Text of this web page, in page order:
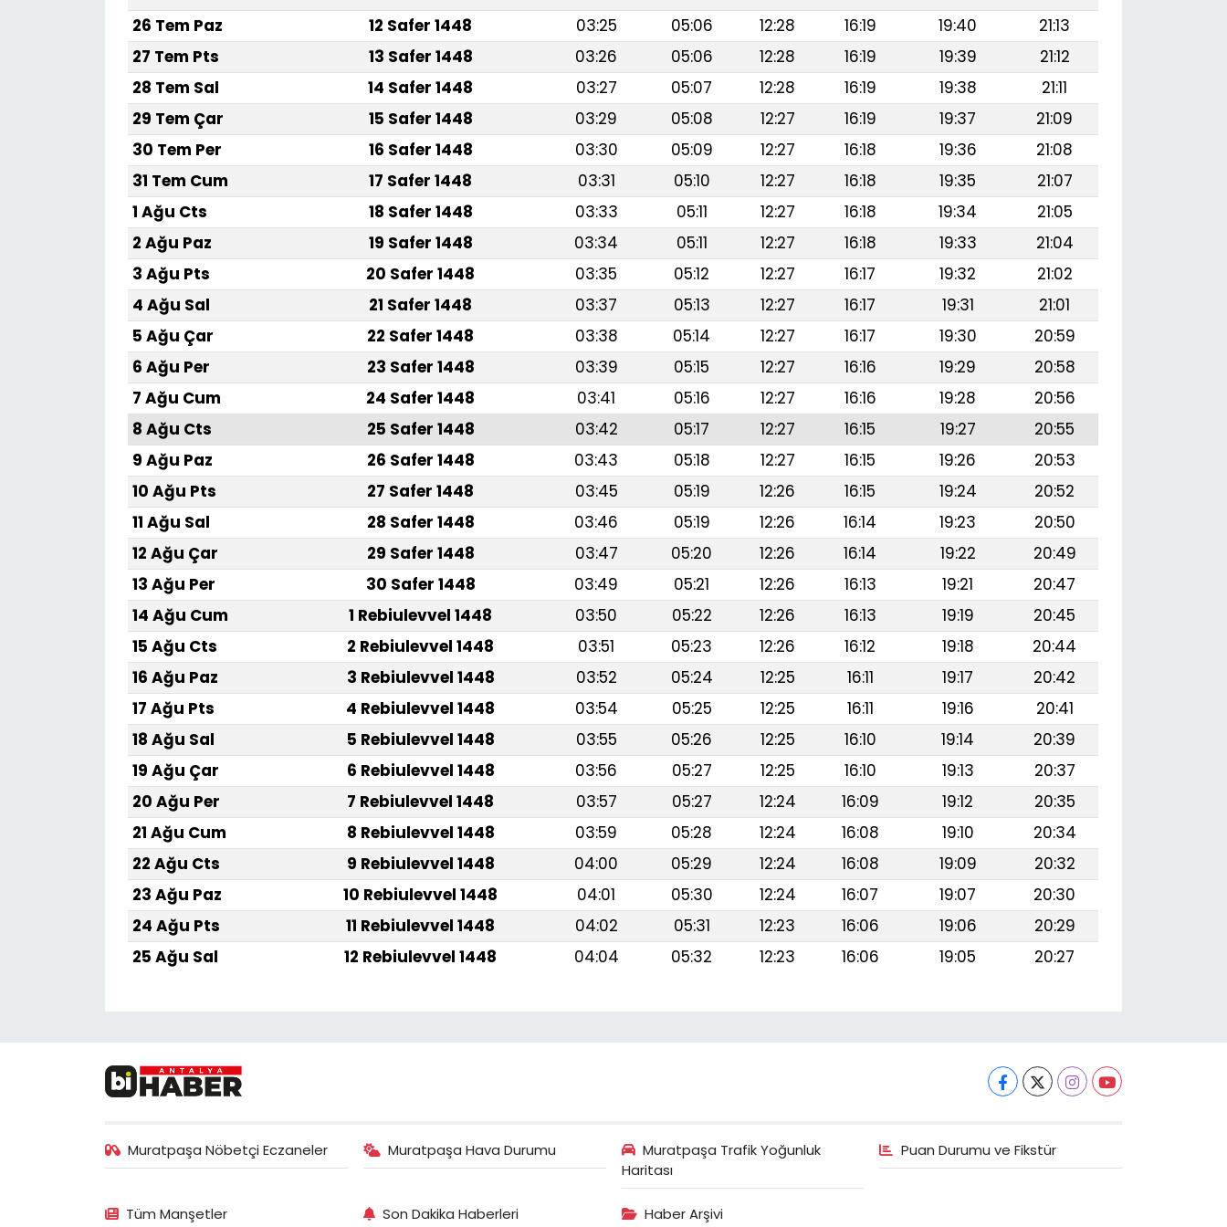
26 Tem Paz
12 Safer 1448 03:25 05:06 12:28 16:19 19:40
21:13
27 Tem Pts
13 Safer 1448 03:26 05:06 12:28 16:19 19:39
21:12
28 Tem Sal
14 Safer 1448 03:27 05:07 12:28 16:19 19:38
21:11
29 Tem Çar
15 Safer 1448 03:29 05:08 12:27 16:19 19:37
21:09
30 Tem Per
16 Safer 1448 03:30 05:09 12:27 16:18 19:36
21:08
31 Tem Cum
17 Safer 1448 03:31 05:10 12:27 16:18 19:35
21:07
1 Ağu Cts
18 Safer 1448 03:33 05:11 12:27 16:18 19:34
21:05
2 Ağu Paz
19 Safer 1448 03:34 05:11 12:27 16:18 19:33
21:04
3 Ağu Pts
20 Safer 1448 03:35 05:12 12:27 16:17 19:32
21:02
4 Ağu Sal
21 Safer 1448 03:37 05:13 12:27 16:17 19:31
21:01
5 Ağu Çar
22 Safer 1448 03:38 05:14 12:27 16:17 19:30
20:59
6 Ağu Per
23 Safer 1448 03:39 05:15 12:27 16:16 19:29
20:58
7 Ağu Cum
24 Safer 1448 03:41 05:16 12:27 16:16 19:28
20:56
8 Ağu Cts
25 Safer 1448 03:42 05:17 12:27 16:15 19:27
20:55
9 Ağu Paz
26 Safer 1448 03:43 05:18 12:27 16:15 19:26
20:53
10 Ağu Pts
27 Safer 1448 03:45 05:19 12:26 16:15 19:24
20:52
11 Ağu Sal
28 Safer 1448 03:46 05:19 12:26 16:14 19:23
20:50
12 Ağu Çar
29 Safer 1448 03:47 05:20 12:26 16:14 19:22
20:49
13 Ağu Per
30 Safer 1448 03:49 05:21 12:26 16:13 19:21
20:47
14 Ağu Cum
1 Rebiulevvel 1448 03:50 05:22 12:26 16:13 19:19
20:45
15 Ağu Cts
2 Rebiulevvel 1448 03:51 05:23 12:26 16:12 19:18
20:44
16 Ağu Paz
3 Rebiulevvel 1448 03:52 05:24 12:25 16:11 19:17
20:42
17 Ağu Pts
4 Rebiulevvel 1448 03:54 05:25 12:25 16:11 19:16
20:41
18 Ağu Sal
5 Rebiulevvel 1448 03:55 05:26 12:25 16:10 19:14
20:39
19 Ağu Çar
6 Rebiulevvel 1448 03:56 05:27 12:25 16:10 19:13
20:37
20 Ağu Per
7 Rebiulevvel 1448 03:57 05:27 12:24 16:09 19:12
20:35
21 Ağu Cum
8 Rebiulevvel 1448 03:59 05:28 12:24 16:08 19:10
20:34
22 Ağu Cts
9 Rebiulevvel 1448 04:00 05:29 12:24 16:08 19:09
20:32
23 Ağu Paz
10 Rebiulevvel 1448 04:01 05:30 12:24 16:07 19:07
20:30
24 Ağu Pts
11 Rebiulevvel 1448 04:02 05:31 12:23 16:06 19:06
20:29
25 Ağu Sal
12 Rebiulevvel 1448 04:04 05:32 12:23 16:06 19:05 20:27
Muratpaşa Nöbetçi Eczaneler Muratpaşa Hava Durumu
Muratpaşa Trafik Yoğunluk
Haritası
Puan Durumu ve Fikstür
Tüm Manşetler Son Dakika Haberleri Haber Arşivi